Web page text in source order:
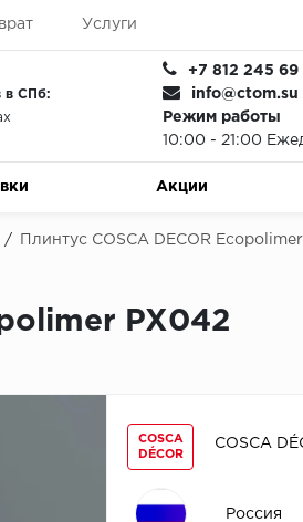
Услуги
в СПб:
+7 812 245 69
info@ctom.su
Режим работы
10:00 - 21:00
Акции
/ Плинтус COSCA DECOR Ecopolimer
PX042
COSCA
DÉCOR
COSCA
Россия